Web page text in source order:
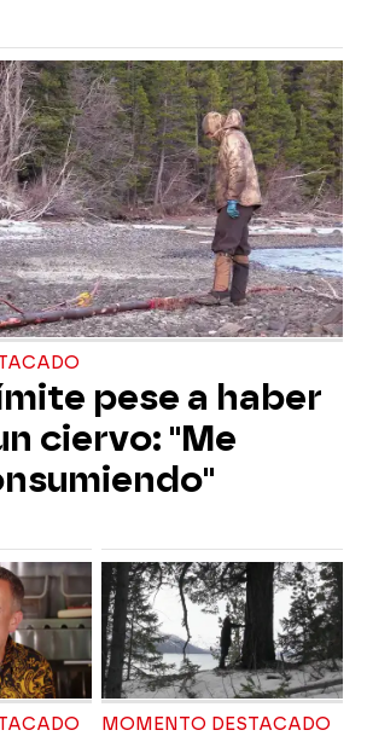
pese a haber
ciervo: "Me
MOMENTO DESTACADO